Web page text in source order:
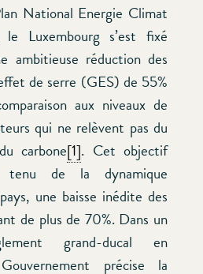
National Energie Climat
Luxembourg s’est fixé
ambitieuse réduction des
de serre (GES) de 55%
aux niveaux de
qui ne relèvent pas du
carbone[1]. Cet objectif
tenu de la dynamique
une baisse inédite des
de plus de 70%. Dans un
grand-ducal en
précise la